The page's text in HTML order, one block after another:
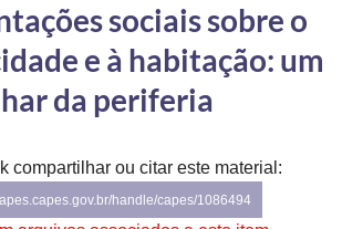
sociais sobre o
e à habitação: um
da periferia
compartilhar ou citar este material:
handle/capes/1086494